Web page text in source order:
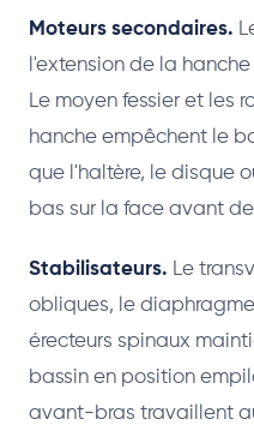
Moteurs secondaires.
l'extension de la
Le moyen fessier et les
hanche empêchent le
que l'haltère, le disque
bas sur la face avant
Stabilisateurs. Le
obliques, le
érecteurs spinaux
bassin en position
avant-bras travaillent